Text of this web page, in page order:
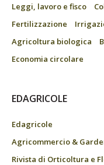
Leggi, lavoro e fisco
Fertilizzazione
Agricoltura biologica
Economia circolare
EDAGRICOLE
Edagricole
Agricommercio &
Rivista di Orticoltura e